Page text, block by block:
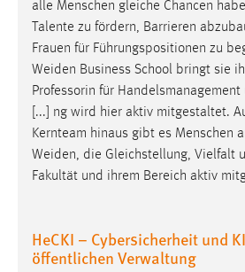
Talente zu fördern, Barrieren
Frauen für Führungspositionen zu
Weiden Business School bringt sie
Professorin für
[...] ng wird hier aktiv mitgestaltet.
Kernteam hinaus gibt es Menschen
Weiden , die Gleichstellung, Vielfalt
Fakultät und ihrem Bereich aktiv
HeCKI – Cybersicherheit und
öffentlichen Verwaltung